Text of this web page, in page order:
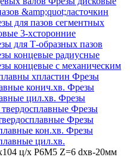
&amp;quot;ласточкин
для пазов сегментных
3-хсторонние
для Т-образных пазов
концевые радиусные
концевые с механическим
хпластин Фрезы
конич.хв. Фрезы
цил.хв. Фрезы
Фрезы
Фрезы
кон.хв. Фрезы
цил.хв.
ц/х Р6М5 Z=6 dхв-20мм